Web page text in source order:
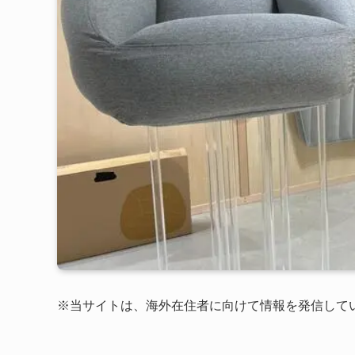
※当サイトは、海外在住者に向けて情報を発信して